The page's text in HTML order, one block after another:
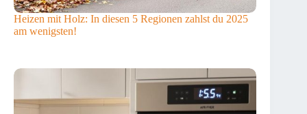
Heizen mit Holz: In diesen 5 Regionen zahlst du 2025
am wenigsten!